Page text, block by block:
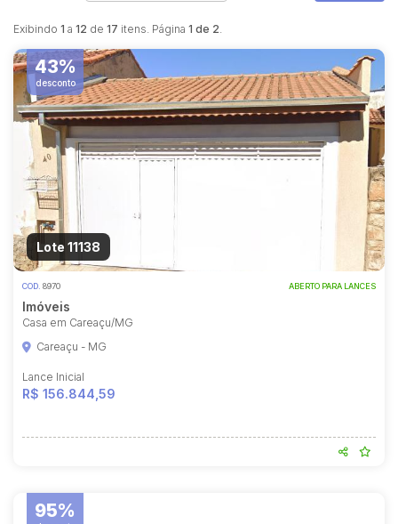
Exibindo 1 a 12 de 17 itens. Página 1 de 2.
43%
desconto
Lote 11138
COD. 8970 ABERTO PARA LANCES
Imóveis
Casa em Careaçu/MG
Careaçu - MG
Lance Inicial
R$ 156.844,59
95%